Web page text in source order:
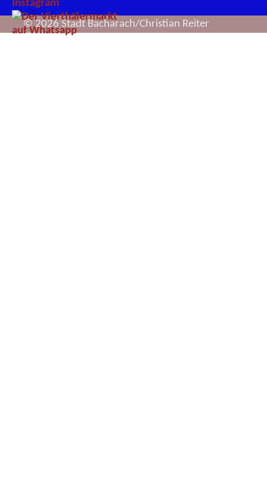
© 2026 Stadt Bacharach/Christian Reiter